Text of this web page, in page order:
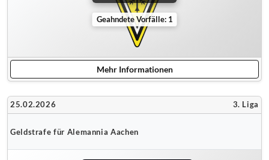
Geahndete Vorfälle: 1
Mehr Informationen
25.02.2026 3. Liga
Geldstrafe für Alemannia Aachen